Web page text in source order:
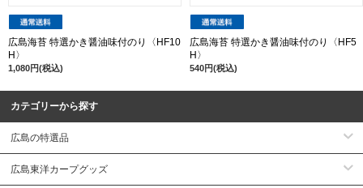
広島海苔 特選かき醤油味付のり〈HF10
H〉
1,080円(税込)
広島海苔 特選かき醤油味付のり〈HF5
H〉
540円(税込)
カテゴリーから探す
広島の特選品
広島東洋カープグッズ